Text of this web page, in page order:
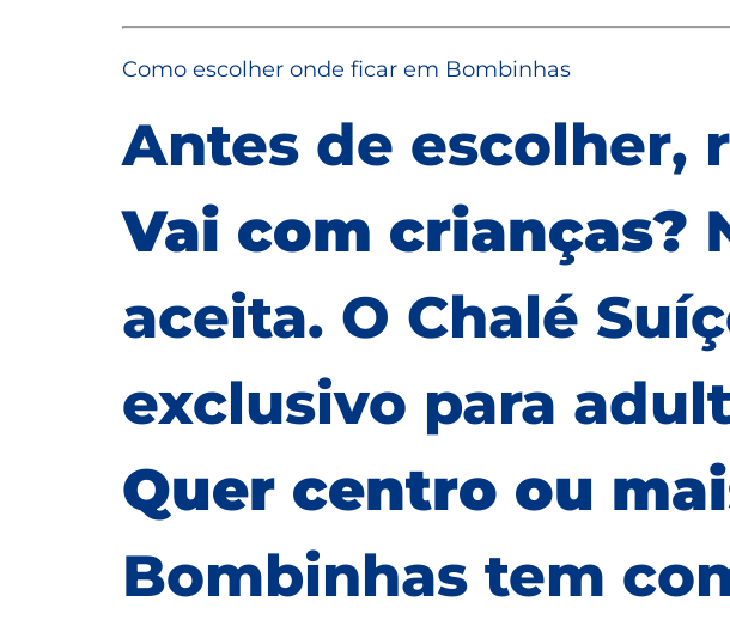
Como escolher onde ficar em Bombinhas
Antes de escolher,
Vai com crianças?
aceita. O Chalé
exclusivo para
Quer centro ou
Bombinhas tem